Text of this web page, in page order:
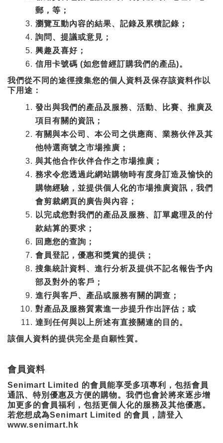
郵，等；
瀏覽互動內容的結果、記錄及累積記錄；
詢問、提議或意見；
興趣及喜好；
信用卡號碼 (如您曾經訂購我們的產品)。
我們從不同的途徑搜集您的個人資料及保存該資料作以
下用途：
發出與我們的產品及服務、活動、比賽、推廣及
項目有關的資訊；
有關與本公司、本公司之供應商、業務伙伴及其
他特選商號之市場推廣；
與其他合作伙伴合作之市場推廣；
務求令您透過此網站購物時有度身訂造及愉快的
購物經驗，並提供個人化的市場推廣資訊，我們
會剪裁網頁的廣告與內容；
以完成您對我們的產品及服務、訂單處理及的付
款結算的要求；
回應您的查詢；
會員登記，優惠和獎賞的提供；
搜集統計資料、進行分析及提供不記名報告予內
部及對外的客戶；
進行與客戶、產品或服務有關的調查；
對產品及服務質素進一步提升作出評估；或
達到任何與以上所述有直接關連的目的。
該個人資料的提供完全是自願性質。
會員資料
Senimart Limited 的會員能享受多項專利，包括會員
通訊、特別優惠及方便的購物。我們也會於將來逐步增
加更多的會員福利，包括更個人化的服務及其他優惠。
若您想成為Senimart Limited 的會員，請登入
www.senimart.hk